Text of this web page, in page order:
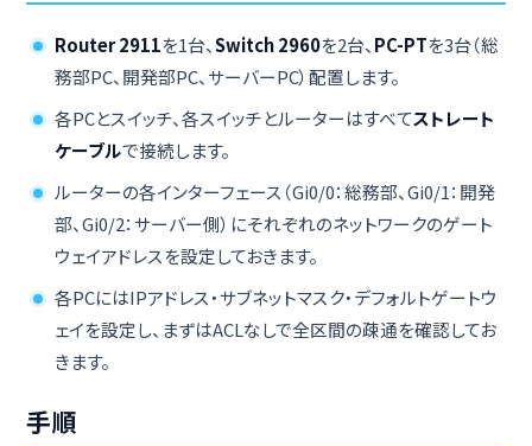
Router 2911を1台、Switch 2960を2台、 PC-PTを3台（総
務部PC、開発部PC、サーバーPC）配置します。
各PCとスイッチ、各スイッチとルーターはすべてストレート
ケーブルで接続します。
ルーターの各インターフェース（Gi0/0：総務部、Gi0/1：開発
部、Gi0/2：サーバー側）にそれぞれのネットワークのゲート
ウェイアドレスを設定しておきます。
各PCにはIPアドレス・サブネットマスク・デフォルトゲートウ
ェイを設定し、まずはACLなしで全区間の疎通を確認してお
きます。
手順